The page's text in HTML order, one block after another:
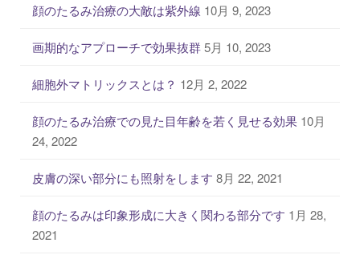
顔のたるみ治療の大敵は紫外線 10月 9, 2023
画期的なアプローチで効果抜群5月 10, 2023
細胞外マトリックスとは？ 12月 2, 2022
顔のたるみ治療での見た目年齢を若く見せる効果 10月
24, 2022
皮膚の深い部分にも照射をします 8月 22, 2021
顔のたるみは印象形成に大きく関わる部分です 1月 28,
2021